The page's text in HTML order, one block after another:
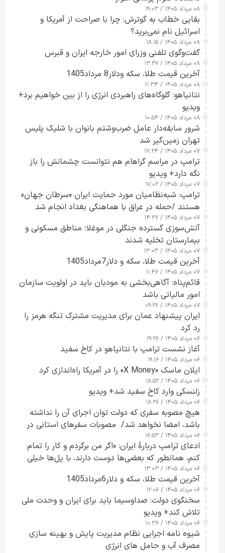
۰۸ مرداد ۱۴۰۵ / ۱۹:۰۳
بقایی خطاب به گوترش: چرا با صراحت از آمریکا و
اسرائیل نام نمی‌برید؟
۰۸ مرداد ۱۴۰۵ / ۱۸:۱۵
گفت‌وگوی تلفنی وزرای امور خارجه ایران و قبرس
۰۸ مرداد ۱۴۰۵ / ۱۳:۲۷
آخرین قیمت طلا، سکه ودلار8 مرداد1405
۰۸ مرداد ۱۴۰۵ / ۱۱:۳۴
نتانیاهو: گلوگاه‌های راهبردی انرژی را از بین خواهیم برد+
ویدیو
۰۸ مرداد ۱۴۰۵ / ۱۰:۵۴
شرور سابقه‌دار عامل ضرب‌وشتم بانوان با شلیک پلیس
تهران زمین‌گیر شد
۰۷ مرداد ۱۴۰۵ / ۱۷:۲۴
ترامپ در مراسم گراهام هم نتوانست چشمانش را باز
نگه دارد+ ویدیو
۰۷ مرداد ۱۴۰۵ / ۱۷:۰۲
ترامپ: شبه‌نظامیان مورد حمایت ایران «سرطان جهان»
هستند /حمله در عراق با هماهنگی بغداد انجام شد
۰۷ مرداد ۱۴۰۵ / ۱۴:۲۷
آتش‌سوزی گسترده جنگلی در موغلا؛ مناطق مسکونی و
بیمارستان تخلیه شدند
۰۷ مرداد ۱۴۰۵ / ۱۳:۰۳
آخرین قیمت طلا، سکه و دلار7مرداد1405
۰۷ مرداد ۱۴۰۵ / ۱۱:۴۶
قائم‌پناه: آگاهی‌بخشی به مودیان باید در اولویت سازمان
امور مالیاتی باشد
۰۷ مرداد ۱۴۰۵ / ۰۹:۲۶
ایران پیشنهاد عمان برای مدیریت مشترک تنگه هرمز را
رد کرد
۰۶ مرداد ۱۴۰۵ / ۱۹:۲۶
آغاز نشست ترامپ با نتانیاهو در کاخ سفید
۰۶ مرداد ۱۴۰۵ / ۱۹:۱۶
ایلان ماسک «X Money» را در آمریکا راه‌اندازی کرد
۰۶ مرداد ۱۴۰۵ / ۱۸:۵۲
زلنسکی وارد کاخ سفید شد+ ویدیو
۰۶ مرداد ۱۴۰۵ / ۱۸:۲۶
هیچ مصوبه سفری که دولت توان اجرای آن را نداشته
باشد، امضا نخواهد شد/ مصوبات سفرهای استانی در
چارچوب قانون بودجه است+ عکس
۰۶ مرداد ۱۴۰۵ / ۱۶:۵۳
ادعای ترامپ دربارهٔ ایران: «اگر من برگردم و کار را تمام
کنم، همانطور که بعضی‌ها دوست دارند، با پل‌ها خیلی
راحت می‌توانم بیشتر پل‌هایشان را در کمتر از یک
ساعت از بین ببرم+ ویدیو
۰۶ مرداد ۱۴۰۵ / ۱۳:۰۳
آخرین قیمت طلا، سکه و دلار6مرداد1405
۰۶ مرداد ۱۴۰۵ / ۱۲:۰۶
سخنگوی دولت: صداوسیما باید برای ایران و وحدت ملی
تلاش کند+ ویدیو
۰۶ مرداد ۱۴۰۵ / ۱۰:۳۶
شیوه نامه اجرایی نظام مدیریت پایش و بهینه سازی
مصرف آب و حامل های انرژی